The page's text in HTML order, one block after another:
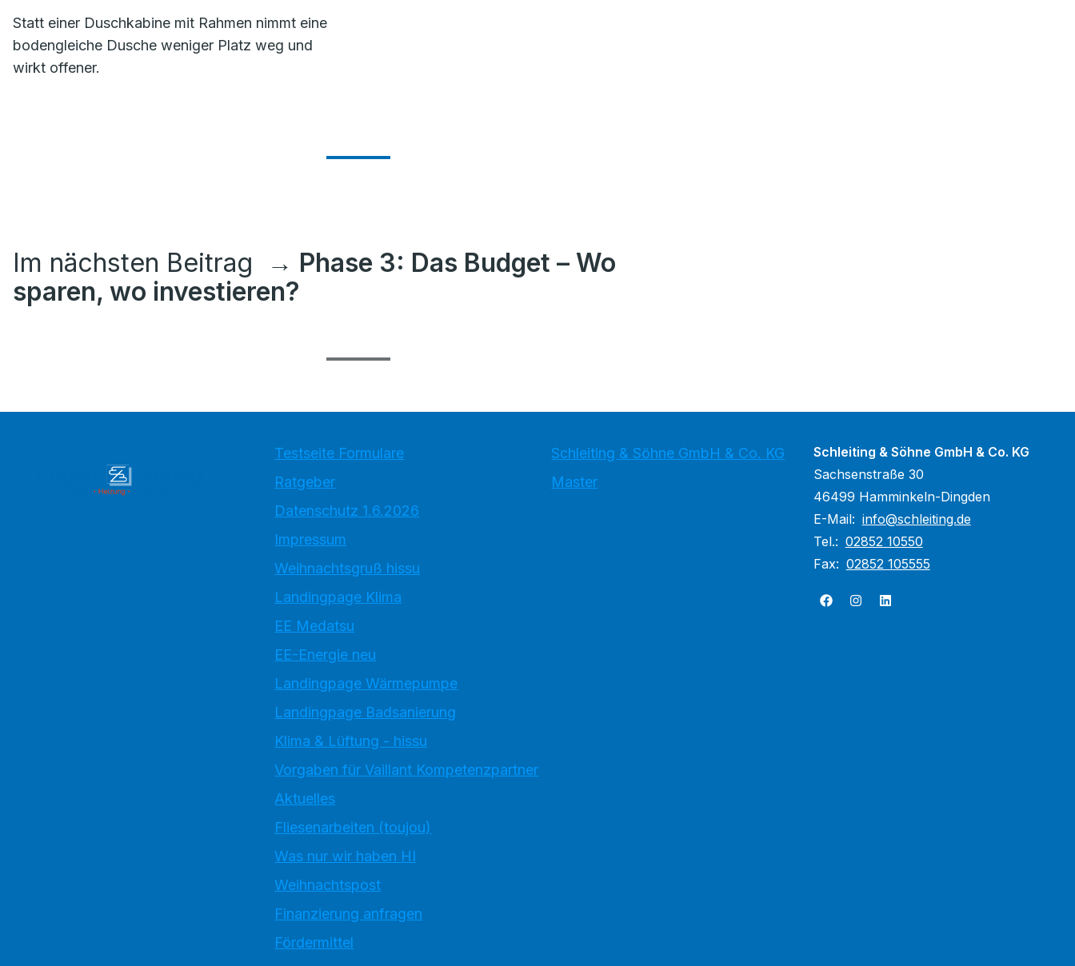
Statt einer Duschkabine mit Rahmen nimmt eine
bodengleiche Dusche weniger Platz weg und
wirkt offener.
Im nächsten Beitrag
→ Phase 3: Das Budget – Wo
sparen, wo investieren?
Testseite Formulare
Ratgeber
Datenschutz 1.6.2026
Impressum
Weihnachtsgruß hissu
Landingpage Klima
EE Medatsu
EE-Energie neu
Landingpage Wärmepumpe
Landingpage Badsanierung
Klima & Lüftung - hissu
Vorgaben für Vaillant Kompetenzpartner
Aktuelles
Fliesenarbeiten (toujou)
Was nur wir haben HI
Weihnachtspost
Finanzierung anfragen
Fördermittel
Schleiting & Söhne GmbH & Co. KG
Master
Schleiting & Söhne GmbH & Co. KG
Sachsenstraße 30
46499 Hamminkeln-Dingden
E-Mail: info@schleiting.de
Tel.: 02852 10550
Fax: 02852 105555